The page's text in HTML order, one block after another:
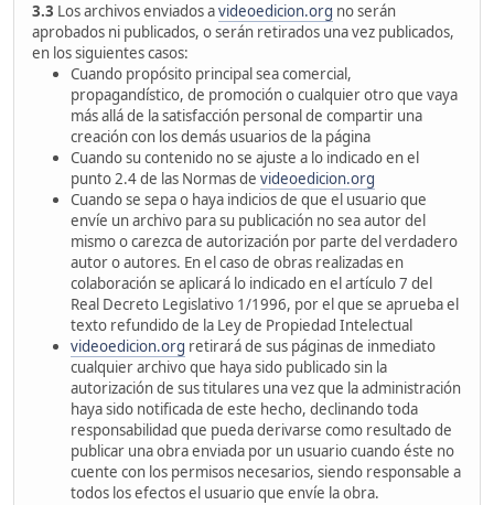
3.3 Los archivos enviados avideoedicion.org no serán
aprobados ni publicados, o serán retirados una vez publicados,
en los siguientes casos:
Cuando propósito principal sea comercial,
propagandístico, de promoción o cualquier otro que vaya
más allá de la satisfacción personal de compartir una
creación con los demás usuarios de la página
Cuando su contenido no se ajuste a lo indicado en el
punto 2.4 de las Normas de videoedicion.org
Cuando se sepa o haya indicios de que el usuario que
envíe un archivo para su publicación no sea autor del
mismo o carezca de autorización por parte del verdadero
autor o autores. En el caso de obras realizadas en
colaboración se aplicará lo indicado en el artículo 7 del
Real Decreto Legislativo 1/1996, por el que se aprueba el
texto refundido de la Ley de Propiedad Intelectual
videoedicion.org retirará de sus páginas de inmediato
cualquier archivo que haya sido publicado sin la
autorización de sus titulares una vez que la administración
haya sido notificada de este hecho, declinando toda
responsabilidad que pueda derivarse como resultado de
publicar una obra enviada por un usuario cuando éste no
cuente con los permisos necesarios, siendo responsable a
todos los efectos el usuario que envíe la obra.